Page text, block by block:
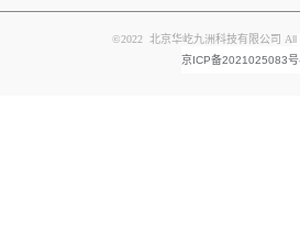
©2022 北京华屹九洲科技有限公司 All
京ICP备2021025083号